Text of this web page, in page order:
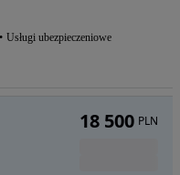
Usługi ubezpieczeniowe
18 500 PLN